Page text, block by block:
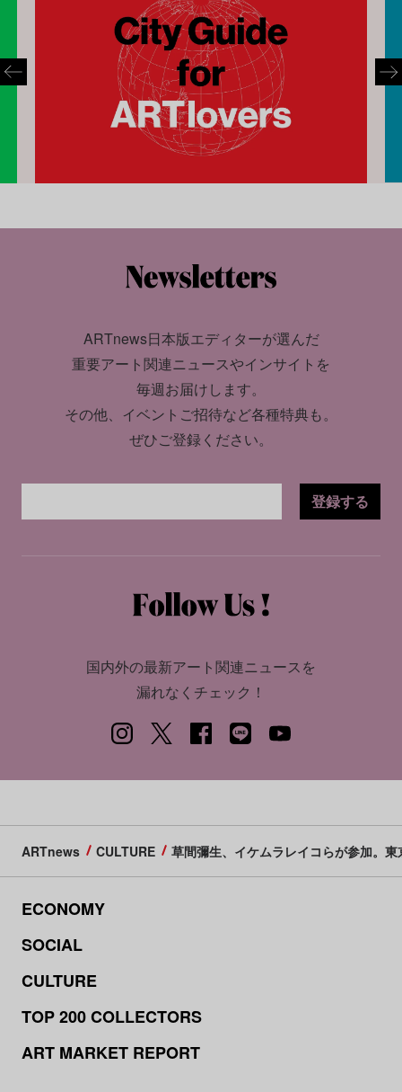
ARTnews日本版エディターが選んだ
重要アート関連ニュースやインサイトを
毎週お届けします。
その他、イベントご招待など各種特典も。
ぜひご登録ください。
登録する
国内外の最新アート関連ニュースを
漏れなくチェック！
ARTnews CULTURE 草間彌生、イケムラレイコらが参加。
ECONOMY
SOCIAL
CULTURE
TOP 200 COLLECTORS
ART MARKET REPORT